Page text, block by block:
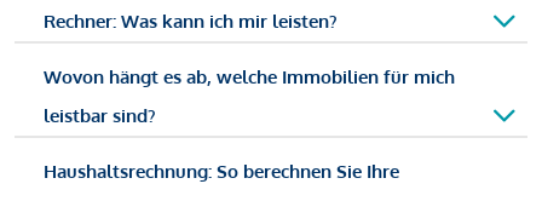
Rechner: Was kann ich mir leisten?
Wovon hängt es ab, welche Immobilien für mich
leistbar sind?
Haushaltsrechnung: So berechnen Sie Ihre